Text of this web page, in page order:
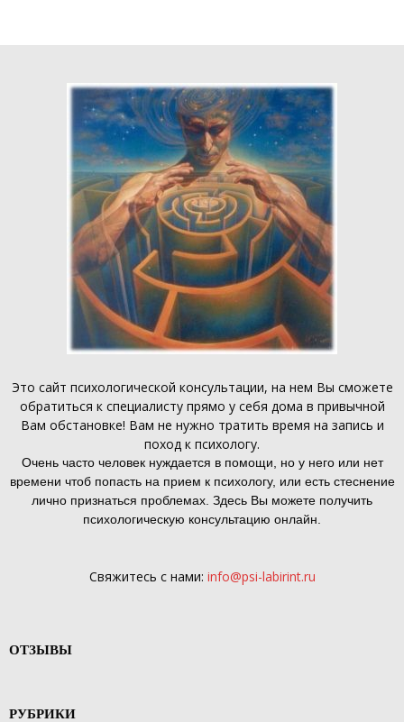
Это сайт психологической консультации, на нем Вы сможете
обратиться к специалисту прямо у себя дома в привычной
Вам обстановке! Вам не нужно тратить время на запись и
поход к психологу.
Очень часто человек нуждается в помощи, но у него или нет
времени чтоб попасть на прием к психологу, или есть стеснение
лично признаться проблемах. Здесь Вы можете получить
психологическую консультацию онлайн.
Свяжитесь с нами: info@psi-labirint.ru
ОТЗЫВЫ
РУБРИКИ